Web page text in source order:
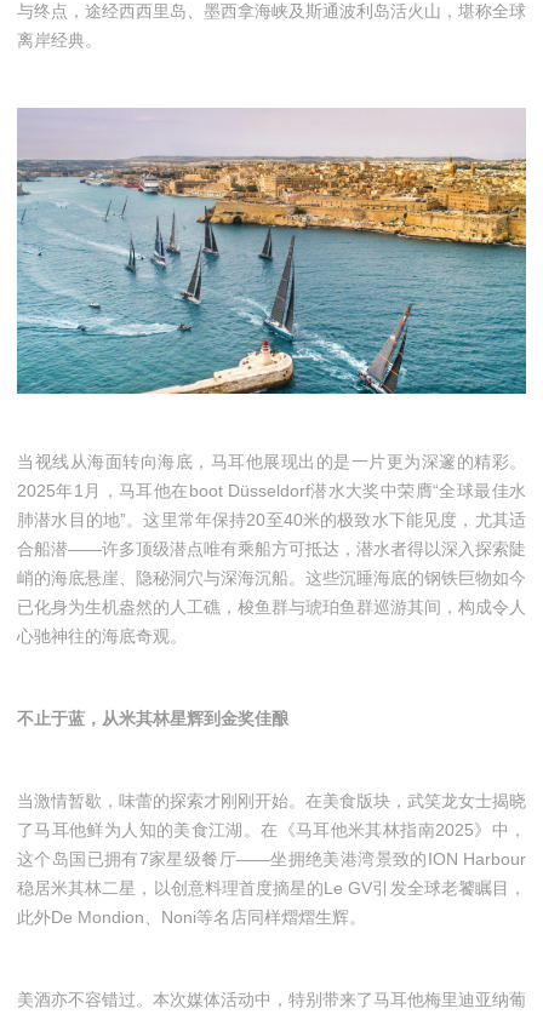
与终点，途经西西里岛、墨西拿海峡及斯通波利岛活火山，堪称全球
离岸经典。
当视线从海面转向海底，马耳他展现出的是一片更为深邃的精彩。
2025年1月，马耳他在boot Düsseldorf潜水大奖中荣膺“全球最佳水
肺潜水目的地”。这里常年保持20至40米的极致水下能见度，尤其适
合船潜——许多顶级潜点唯有乘船方可抵达，潜水者得以深入探索陡
峭的海底悬崖、隐秘洞穴与深海沉船。这些沉睡海底的钢铁巨物如今
已化身为生机盎然的人工礁，梭鱼群与琥珀鱼群巡游其间，构成令人
心驰神往的海底奇观。
不止于蓝，从米其林星辉到金奖佳酿
当激情暂歇，味蕾的探索才刚刚开始。在美食版块，武笑龙女士揭晓
了马耳他鲜为人知的美食江湖。在《马耳他米其林指南2025》中，
这个岛国已拥有7家星级餐厅——坐拥绝美港湾景致的ION Harbour
稳居米其林二星，以创意料理首度摘星的Le GV引发全球老饕瞩目，
此外De Mondion、Noni等名店同样熠熠生辉。
美酒亦不容错过。本次媒体活动中，特别带来了马耳他梅里迪亚纳葡